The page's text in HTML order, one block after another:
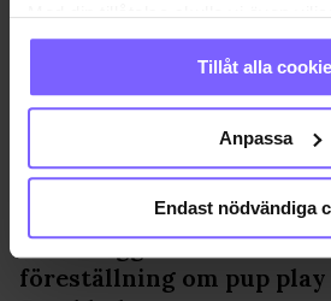
Med din tillåtelse skulle vi även
Samla in information om din
som kan ha en noggrannhet på
Identifiera din enhet genom
för specifika kännetecken
Ta reda på mer om hur dina
Du kan ändra eller dra tillbaka ditt
helst från cookie-förklaringen.
Tillåt alla
Anpassa
Endast nödvändiga
"Väckt aggressiva
föreställning om pup